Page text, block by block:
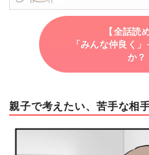
【全話読
「みんな仲良く
か？
親子で考えたい、苦手な相